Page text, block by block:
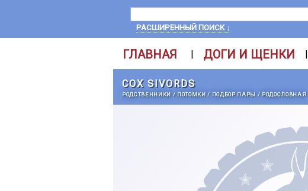
РАСШИРЕННЫЙ ПОИСК ↓
ГЛАВНАЯ | ДОГИ И ЩЕНКИ |
COX SIVORDS
РОДСТВЕННИКИ / ПОТОМКИ/ ПОДБОР ПАРЫ / РОДОСЛОВНАЯ